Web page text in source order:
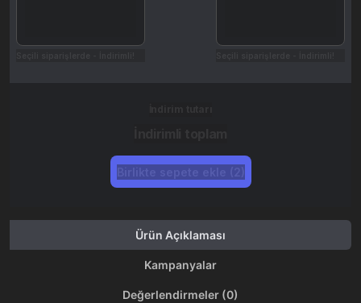
Ürün Açıklaması
Kampanyalar
Değerlendirmeler (0)